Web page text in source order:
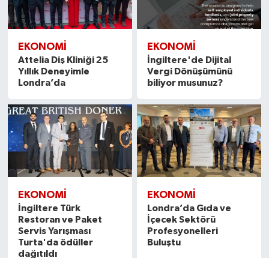
EKONOMİ
Attelia Diş Kliniği 25
Yıllık Deneyimle
Londra’da
EKONOMİ
İngiltere'de Dijital
Vergi Dönüşümünü
biliyor musunuz?
EKONOMİ
İngiltere Türk
Restoran ve Paket
Servis Yarışması
Turta'da ödüller
dağıtıldı
EKONOMİ
Londra’da Gıda ve
İçecek Sektörü
Profesyonelleri
Buluştu